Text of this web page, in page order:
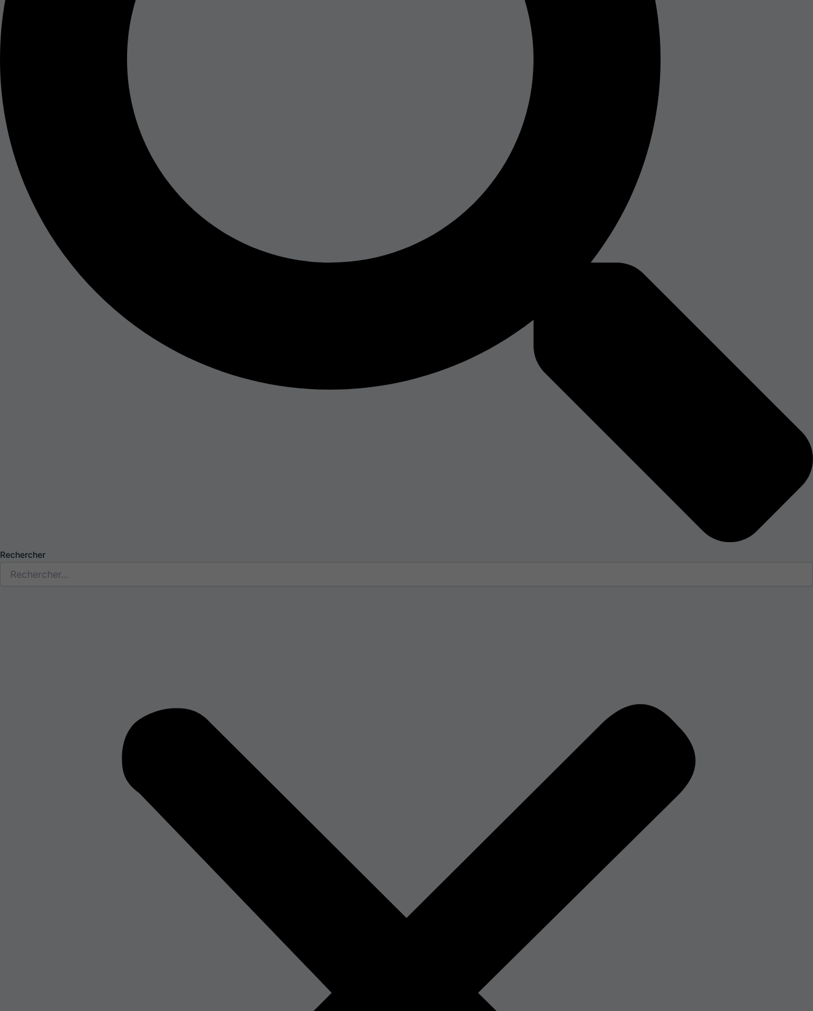
Rechercher